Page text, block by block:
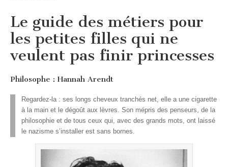
Le guide des métiers pour
les petites filles qui ne
veulent pas finir princesses
Philosophe : Hannah Arendt
Regardez-la : ses longs cheveux tranchés net, elle a une cigarette
à la main et le dégoût aux lèvres. Son mépris des penseurs, de la
philosophie et de tous ceux qui, avec des grands mots, ont laissé
le nazisme s’installer est sans bornes.